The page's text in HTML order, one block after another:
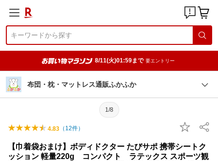
8/11(火)01:59まで 要エントリー
布団・枕・マットレス通販ふかふか
1/8
4.83 （ 12件）
【巾着袋おまけ】ボディドクター たびサポ 携帯シートク
ッション 軽量220g コンパクト ラテックス スポーツ観